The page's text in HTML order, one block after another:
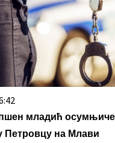
младић
Петровцу на Млави